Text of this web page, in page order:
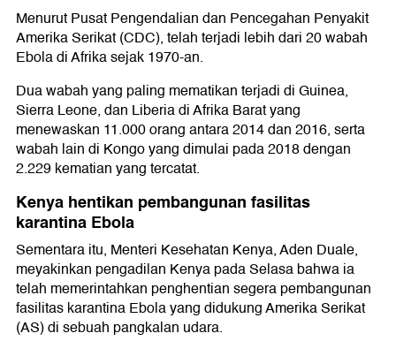
Menurut Pusat Pengendalian dan Pencegahan Penyakit
Amerika Serikat (CDC), telah terjadi lebih dari 20 wabah
Ebola di Afrika sejak 1970-an.
Dua wabah yang paling mematikan terjadi di Guinea,
Sierra Leone, dan Liberia di Afrika Barat yang
menewaskan 11.000 orang antara 2014 dan 2016, serta
wabah lain di Kongo yang dimulai pada 2018 dengan
2.229 kematian yang tercatat.
Kenya hentikan pembangunan fasilitas
karantina Ebola
Sementara itu, Menteri Kesehatan Kenya, Aden Duale,
meyakinkan pengadilan Kenya pada Selasa bahwa ia
telah memerintahkan penghentian segera pembangunan
fasilitas karantina Ebola yang didukung Amerika Serikat
(AS) di sebuah pangkalan udara.